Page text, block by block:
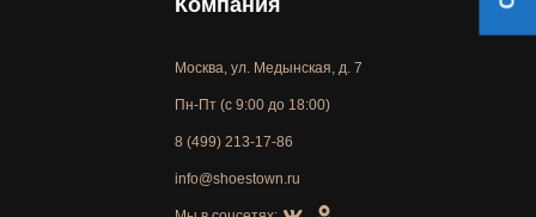
Компания
Москва, ул. Медынская, д. 7
Пн-Пт (с 9:00 до 18:00)
8 (499) 213-17-86
info@shoestown.ru